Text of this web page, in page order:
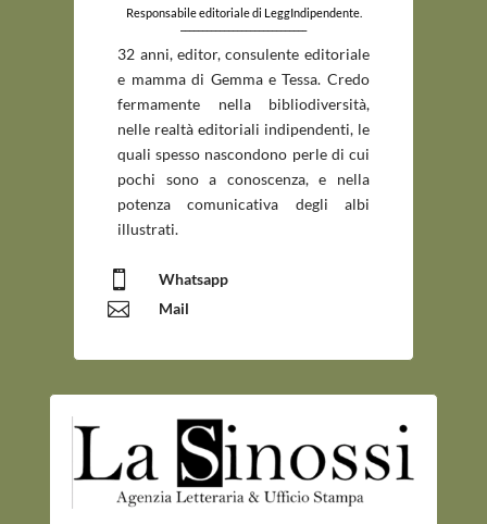
Responsabile editoriale di LeggIndipendente.
32 anni, editor, consulente editoriale
e mamma di Gemma e Tessa. Credo
fermamente nella bibliodiversità,
nelle realtà editoriali indipendenti, le
quali spesso nascondono perle di cui
pochi sono a conoscenza, e nella
potenza comunicativa degli albi
illustrati.
 Whatsapp
 Mail